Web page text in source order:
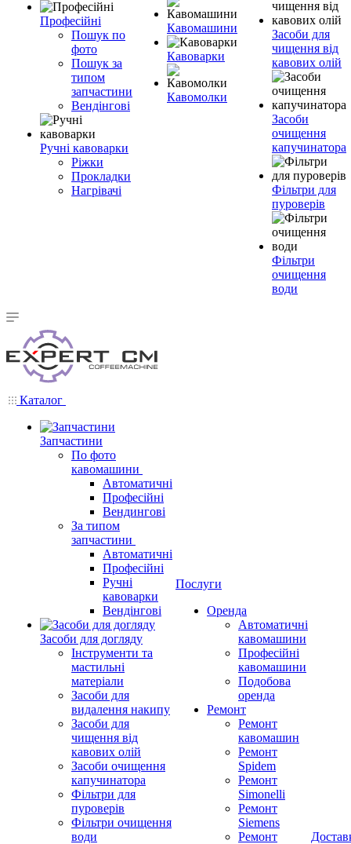
Професійні
Пошук по
фото
Пошук за
типом
запчастини
Вендінгові
Ручні кавоварки
Ріжки
Прокладки
Нагрівачі
Кавомашини
Кавоварки
Кавомолки
Засоби для
чищення від
кавових олій
Засоби
очищення
капучинатора
Фільтри для
пуроверів
Фільтри
очищення
води
Каталог
Запчастини
По фото
кавомашини
Автоматичні
Професійні
Вендингові
За типом
запчастини
Автоматичні
Професійні
Ручні
кавоварки
Вендінгові
Засоби для догляду
Інструменти та
мастильні
матеріали
Засоби для
видалення накипу
Засоби для
чищення від
кавових олій
Засоби очищення
капучинатора
Фільтри для
пуроверів
Фільтри очищення
води
Послуги
Оренда
Автоматичні
кавомашини
Професійні
кавомашини
Подобова
оренда
Ремонт
Ремонт
кавомашин
Ремонт
Spidem
Ремонт
Simonelli
Ремонт
Siemens
Ремонт